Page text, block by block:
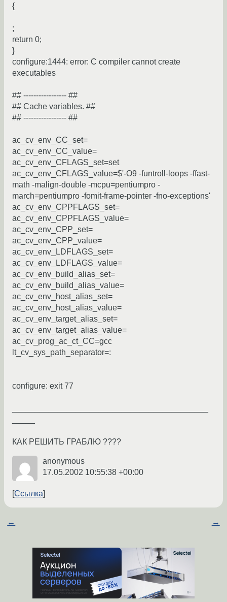
{
;
return 0;
}
configure:1444: error: C compiler cannot create
executables
## ----------------- ##
## Cache variables. ##
## ----------------- ##
ac_cv_env_CC_set=
ac_cv_env_CC_value=
ac_cv_env_CFLAGS_set=set
ac_cv_env_CFLAGS_value=$'-O9 -funtroll-loops -ffast-
math -malign-double -mcpu=pentiumpro -
march=pentiumpro -fomit-frame-pointer -fno-exceptions'
ac_cv_env_CPPFLAGS_set=
ac_cv_env_CPPFLAGS_value=
ac_cv_env_CPP_set=
ac_cv_env_CPP_value=
ac_cv_env_LDFLAGS_set=
ac_cv_env_LDFLAGS_value=
ac_cv_env_build_alias_set=
ac_cv_env_build_alias_value=
ac_cv_env_host_alias_set=
ac_cv_env_host_alias_value=
ac_cv_env_target_alias_set=
ac_cv_env_target_alias_value=
ac_cv_prog_ac_ct_CC=gcc
lt_cv_sys_path_separator=:
configure: exit 77
КАК РЕШИТЬ ГРАБЛЮ ????
anonymous
17.05.2002 10:55:38 +00:00
Ссылка
← →